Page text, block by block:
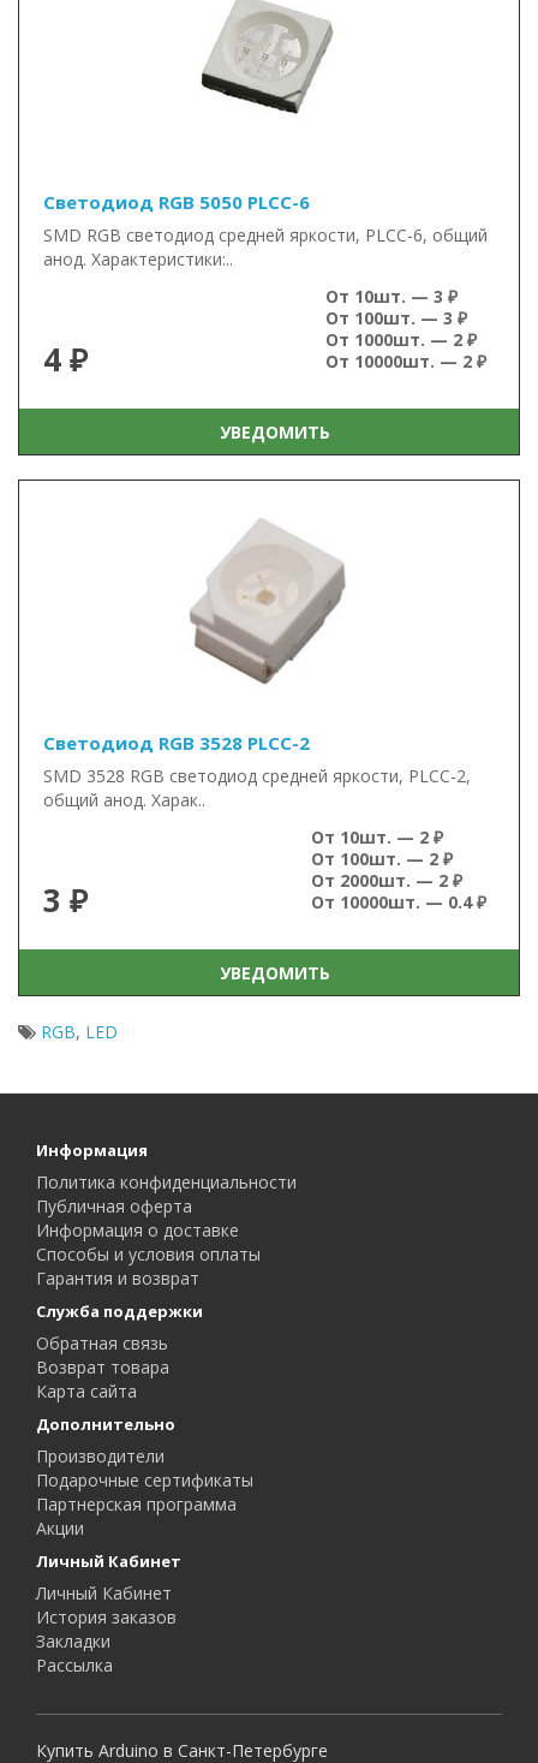
Светодиод RGB 5050 PLCC-6
SMD RGB светодиод средней яркости, PLCC-6, общий
анод. Характеристики:..
4 ₽
От 10шт. — 3 ₽
От 100шт. — 3 ₽
От 1000шт. — 2 ₽
От 10000шт. — 2 ₽
УВЕДОМИТЬ
Светодиод RGB 3528 PLCC-2
SMD 3528 RGB светодиод средней яркости, PLCC-2,
общий анод. Харак..
3 ₽
От 10шт. — 2 ₽
От 100шт. — 2 ₽
От 2000шт. — 2 ₽
От 10000шт. — 0.4 ₽
УВЕДОМИТЬ
RGB, LED
Информация
Политика конфиденциальности
Публичная оферта
Информация о доставке
Способы и условия оплаты
Гарантия и возврат
Служба поддержки
Обратная связь
Возврат товара
Карта сайта
Дополнительно
Производители
Подарочные сертификаты
Партнерская программа
Акции
Личный Кабинет
Личный Кабинет
История заказов
Закладки
Рассылка
Купить Arduino в Санкт-Петербурге